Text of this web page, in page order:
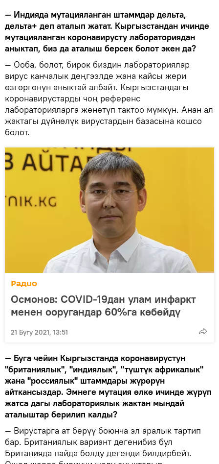
— Индияда мутацияланган штаммдар дельта,
дельта+ деп аталып жатат. Кыргызстандан ичинде
мутацияланган коронавирусту лабораториядан
аныктап, биз да аталыш берсек болот экен да?
— Ооба, болот, бирок биздин лабораториялар
вирус канчалык деңгээлде жана кайсы жери
өзгөргөнүн аныктай албайт. Кыргызстандагы
коронавирустарды чоң референс
лабораторияларга жөнөтүп тактоо мүмкүн. Анан ал
жактагы дүйнөлүк вирустардын базасына кошсо
болот.
Радио
Осмонов: COVID-19дан улам инфаркт
менен ооругандар 60%га көбөйдү
21 Бугу 2021, 13:51
— Буга чейин Кыргызстанда коронавирустун
"британиялык", "индиялык", "түштүк африкалык"
жана "россиялык" штаммдары жүрөрүн
айткансыздар. Эмнеге мутация өлкө ичинде жүрүп
жатса дагы лабораториялык жактан мындай
аталыштар берилип калды?
— Вирустарга ат берүү боюнча эл аралык тартип
бар. Британиялык вариант дегенибиз бул
Британияда пайда болду дегенди билдирбейт.